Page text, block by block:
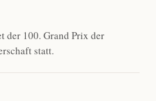
der 100. Grand Prix der
statt.